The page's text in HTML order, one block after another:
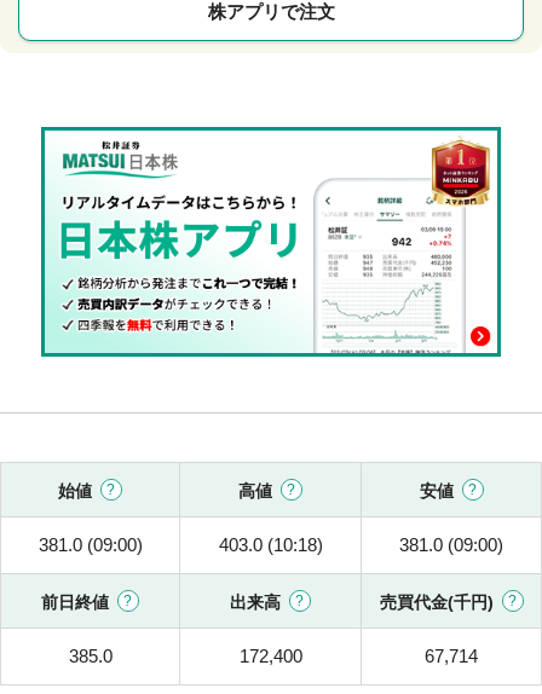
株アプリで注文
始値 高値 安値
381.0 (09:00) 403.0 (10:18) 381.0 (09:00)
前日終値 出来高 売買代金(千円)
385.0 172,400 67,714